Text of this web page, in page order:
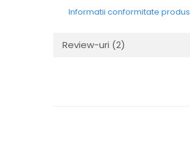
Informatii conformitate produs
Review-uri (2)